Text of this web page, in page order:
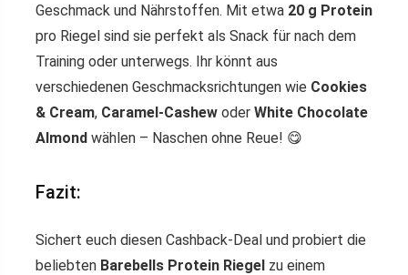
Geschmack und Nährstoffen. Mit etwa 20 g Protein
pro Riegel sind sie perfekt als Snack für nach dem
Training oder unterwegs. Ihr könnt aus
verschiedenen Geschmacksrichtungen wie Cookies
& Cream, Caramel-Cashew oder White Chocolate
Almond wählen – Naschen ohne Reue! 😋
Fazit:
Sichert euch diesen Cashback-Deal und probiert die
beliebten Barebells Protein Riegel zu einem